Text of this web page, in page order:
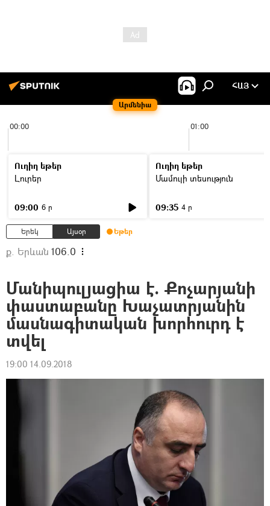
Արմենիա
ՀԱՅ
00:00 01:00
Ուղիղ եթեր
Լուրեր
09:00 6 ր
Ուղիղ եթեր
Մամուլի տեսություն
09:35 4 ր
Երեկ Այսօր Եթեր
ք. Երևան 106.0
Մանիպուլյացիա է. Քոչարյանի
փաստաբանը Խաչատրյանին
մասնագիտական խորհուրդ է
տվել
19:00 14.09.2018